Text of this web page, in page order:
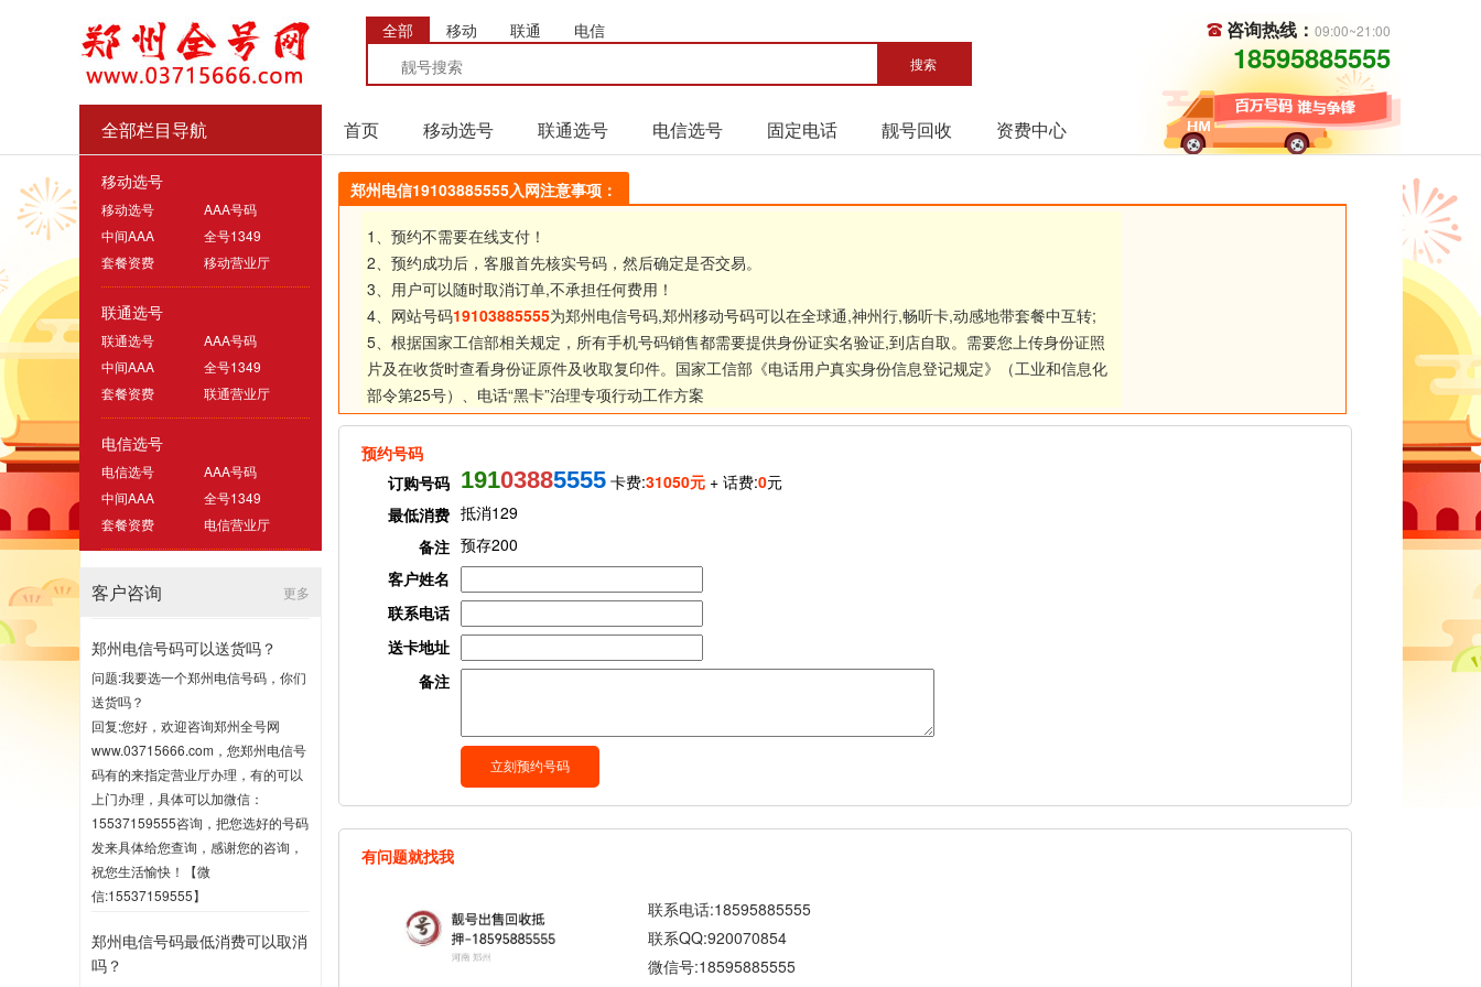
全部 移动 联通 电信 咨询热线： 09:00~21:00
18595885555
全部栏目导航 首页 移动选号 联通选号 电信选号 固定电话 靓号回收 资费中心
移动选号
移动选号
AAA号码
中间AAA
全号1349
套餐资费
移动营业厅
联通选号
联通选号
AAA号码
中间AAA
全号1349
套餐资费
联通营业厅
电信选号
电信选号
AAA号码
中间AAA
全号1349
套餐资费
电信营业厅
更多
客户咨询
郑州电信号码可以送货吗？
问题:我要选一个郑州电信号码，你们
送货吗？
回复:您好，欢迎咨询郑州全号网
www.03715666.com，您郑州电信号
码有的来指定营业厅办理，有的可以
上门办理，具体可以加微信：
15537159555咨询，把您选好的号码
发来具体给您查询，感谢您的咨询，
祝您生活愉快！【微
信:15537159555】
郑州电信号码最低消费可以取消
吗？
郑州电信19103885555入网注意事项：
1、预约不需要在线支付！
2、预约成功后，客服首先核实号码，然后确定是否交易。
3、用户可以随时取消订单,不承担任何费用！
4、网站号码19103885555为郑州电信号码,郑州移动号码可以在全球通,神州行,畅听卡,动感地带套餐中互转;
5、根据国家工信部相关规定，所有手机号码销售都需要提供身份证实名验证,到店自取。需要您上传身份证照
片及在收货时查看身份证原件及收取复印件。国家工信部《电话用户真实身份信息登记规定》（工业和信息化
部令第25号）、 电话“黑卡”治理专项行动工作方案
预约号码
订购号码 19103885555 卡费:31050元 + 话费:0元
最低消费 抵消129
备注 预存200
客户姓名
联系电话
送卡地址
备注
有问题就找我
联系电话:18595885555
联系QQ:920070854
微信号:18595885555